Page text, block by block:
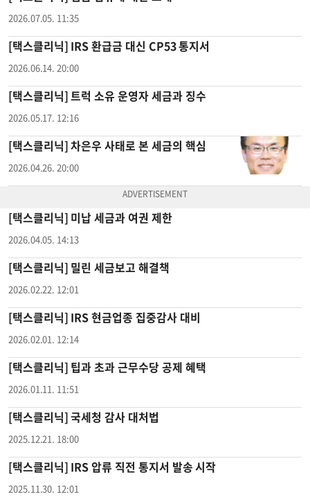
2026.07.05. 11:35
[택스클리닉] IRS 환급금 대신 CP53 통지서
2026.06.14. 20:00
[택스클리닉] 트럭 소유 운영자 세금과 징수
2026.05.17. 12:16
[택스클리닉] 차은우 사태로 본 세금의 핵심
2026.04.26. 20:00
[택스클리닉] 미납 세금과 여권 제한
2026.04.05. 14:13
[택스클리닉] 밀린 세금보고 해결책
2026.02.22. 12:01
[택스클리닉] IRS 현금업종 집중감사 대비
2026.02.01. 12:14
[택스클리닉] 팁과 초과 근무수당 공제 혜택
2026.01.11. 11:51
[택스클리닉] 국세청 감사 대처법
2025.12.21. 18:00
[택스클리닉] IRS 압류 직전 통지서 발송 시작
2025.11.30. 12:01